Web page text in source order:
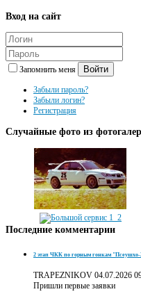
Вход на сайт
Запомнить меня Войти
Забыли пароль?
Забыли логин?
Регистрация
Случайные фото из
Последние комментарии
2 этап ЧКК по горным гонкам "Псеушхо-
TRAPEZNIKOV 04.07.2026
Пришли первые заявки